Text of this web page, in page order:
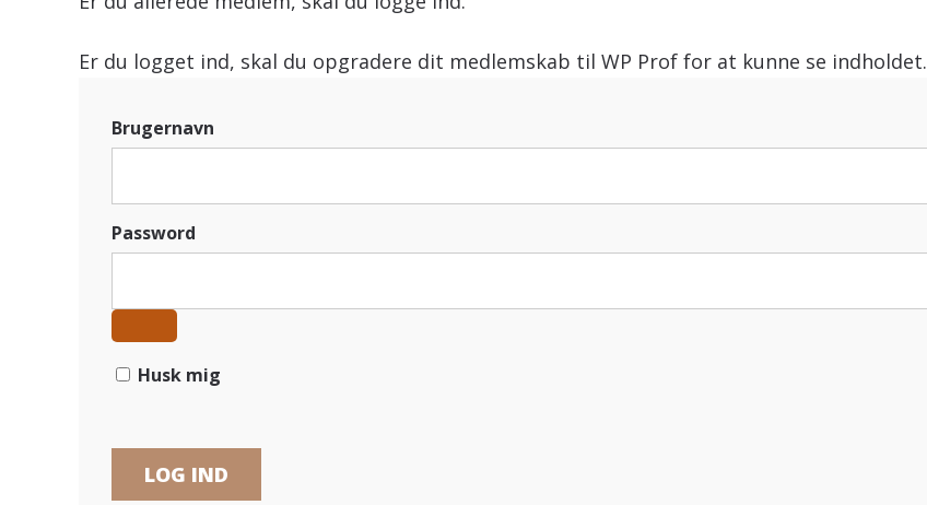
Er du logget ind, skal du opgradere dit medlemskab til WP Prof for at kunne se indholdet.
Brugernavn
Password
Husk mig